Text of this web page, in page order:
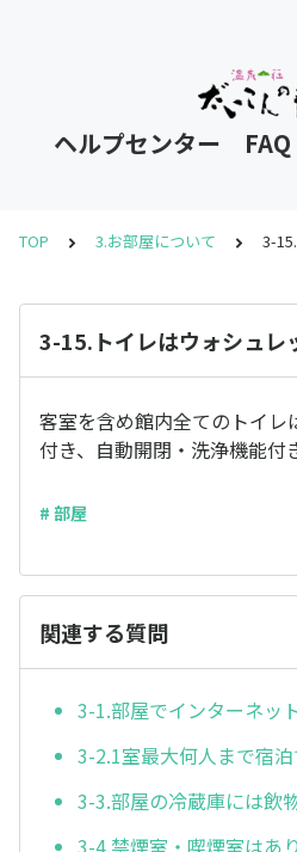
ヘルプセンター FAQ
TOP 3.お部屋について 3-
3-15.トイレはウォシュレ
客室を含め館内全てのトイレ
付き、自動開閉・洗浄機能付
# 部屋
関連する質問
3-1.部屋でインターネッ
3-2.1室最大何人まで宿
3-3.部屋の冷蔵庫には飲
3-4.禁煙室・喫煙室はあ